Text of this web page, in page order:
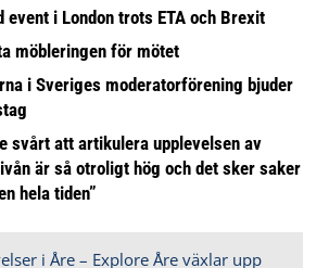
event i London trots ETA och Brexit
möbleringen för mötet
i Sveriges moderatorförening bjuder
svårt att artikulera upplevelsen av
är så otroligt hög och det sker saker
hela tiden”